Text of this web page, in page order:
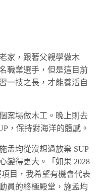
家，跟著父親學做木
職業選手，但是這目前
一技之長，才能養活自
案場做木工。晚上則去
，保持對海洋的體感。
孟均從沒想過放棄 SUP
變得更大。「如果 2028
目，我希望有機會代表
員的終極殿堂，施孟均